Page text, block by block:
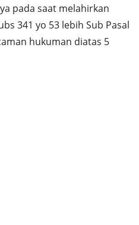
pada saat melahirkan
341 yo 53 lebih Sub Pasal
hukuman diatas 5